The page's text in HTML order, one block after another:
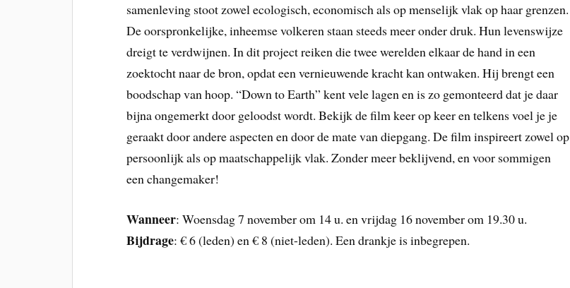
samenleving stoot zowel ecologisch, economisch als op menselijk vlak op haar grenzen.
De oorspronkelijke, inheemse volkeren staan steeds meer onder druk. Hun levenswijze
dreigt te verdwijnen. In dit project reiken die twee werelden elkaar de hand in een
zoektocht naar de bron, opdat een vernieuwende kracht kan ontwaken. Hij brengt een
boodschap van hoop. “Down to Earth” kent vele lagen en is zo gemonteerd dat je daar
bijna ongemerkt door geloodst wordt. Bekijk de film keer op keer en telkens voel je je
geraakt door andere aspecten en door de mate van diepgang. De film inspireert zowel op
persoonlijk als op maatschappelijk vlak. Zonder meer beklijvend, en voor sommigen
een changemaker!
Wanneer: Woensdag 7 november om 14 u. en vrijdag 16 november om 19.30 u.
Bijdrage: € 6 (leden) en € 8 (niet-leden). Een drankje is inbegrepen.